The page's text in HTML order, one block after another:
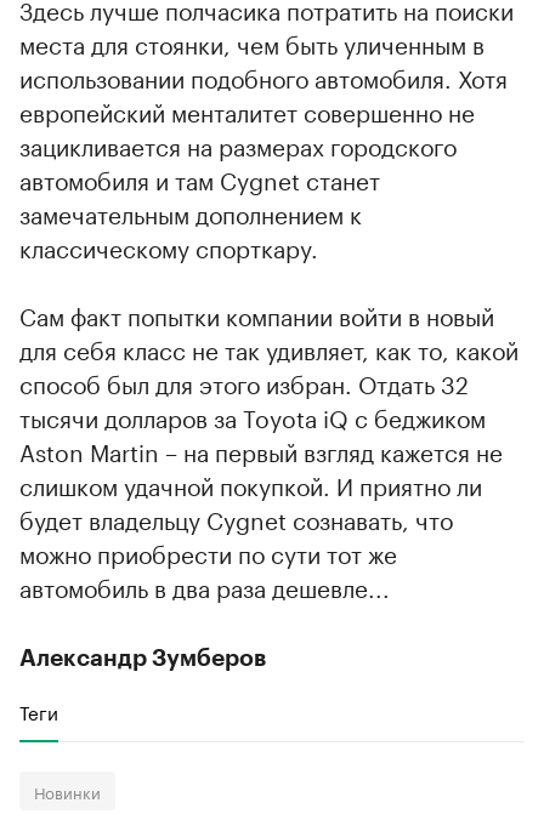
Здесь лучше полчасика потратить на поиски
места для стоянки, чем быть уличенным в
использовании подобного автомобиля. Хотя
европейский менталитет совершенно не
зацикливается на размерах городского
автомобиля и там Cygnet станет
замечательным дополнением к
классическому спорткару.
Сам факт попытки компании войти в новый
для себя класс не так удивляет, как то, какой
способ был для этого избран. Отдать 32
тысячи долларов за Toyota iQ с беджиком
Aston Martin – на первый взгляд кажется не
слишком удачной покупкой. И приятно ли
будет владельцу Cygnet сознавать, что
можно приобрести по сути тот же
автомобиль в два раза дешевле...
Александр Зумберов
Теги
Новинки